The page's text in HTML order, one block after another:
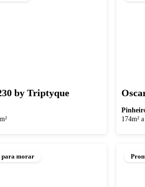
by Triptyque
174m²
para morar